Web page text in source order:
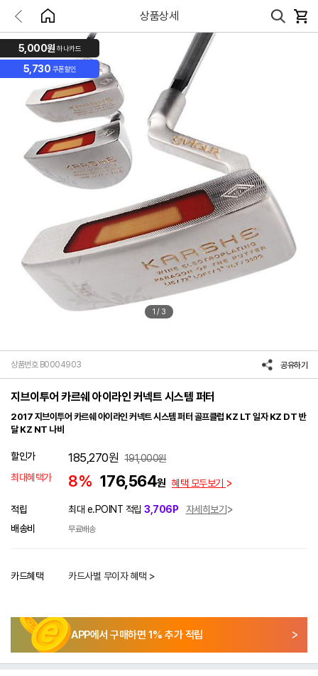
상품상세
5,000원 하나카드
5,730 쿠폰할인
1 / 3
상품번호 B0004903 공유하기
지브이투어 카르쉐 아이라인 커넥트 시스템 퍼터
2017 지브이투어 카르쉐 아이라인 커넥트 시스템 퍼터 골프클럽 KZ LT 일자 KZ DT 반
달 KZ NT 나비
할인가 185,270원 191,000원
최대혜택가
8% 176,564원 혜택 모두보기
적립 최대 e.POINT 적립 3,706P
자세히보기
배송비
무료배송
카드혜택 카드사별 무이자 혜택 >
APP에서 구매하면 1% 추가 적립